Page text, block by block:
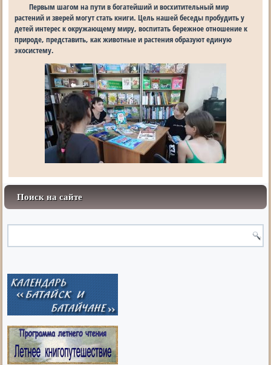
Первым шагом на пути в богатейший и восхитительный мир
растений и зверей могут стать книги. Цель нашей беседы пробудить у
детей интерес к окружающему миру, воспитать бережное отношение к
природе, представить, как животные и растения образуют единую
экосистему.
Поиск на сайте